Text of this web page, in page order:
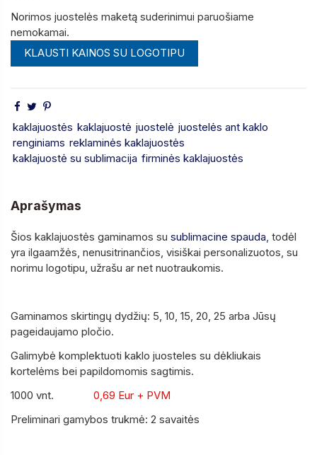
Norimos juostelės maketą suderinimui paruošiame
nemokamai.
KLAUSTI KAINOS SU LOGOTIPU
kaklajuostės kaklajuostė juostelė juostelės ant kaklo
renginiams reklaminės kaklajuostės
kaklajuostė su sublimacija firminės kaklajuostės
Aprašymas
Šios kaklajuostės gaminamos su sublimacine spauda, todėl
yra ilgaamžės, nenusitrinančios, visiškai personalizuotos, su
norimu logotipu, užrašu ar net nuotraukomis.
Gaminamos skirtingų dydžių: 5, 10, 15, 20, 25 arba Jūsų
pageidaujamo pločio.
Galimybė komplektuoti kaklo juosteles su dėkliukais
kortelėms bei papildomomis sagtimis.
1000 vnt. 0,69 Eur + PVM
Preliminari gamybos trukmė: 2 savaitės